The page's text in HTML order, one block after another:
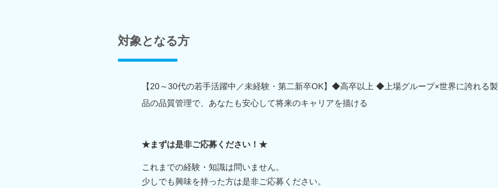
対象となる方
【20～30代の若手活躍中／未経験・第二新卒OK】◆高卒以上 ◆上場グループ×世界に誇れる製
品の品質管理で、あなたも安心して将来のキャリアを描ける
★まずは是非ご応募ください！★
これまでの経験・知識は問いません。
少しでも興味を持った方は是非ご応募ください。